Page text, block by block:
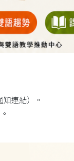
連結）。